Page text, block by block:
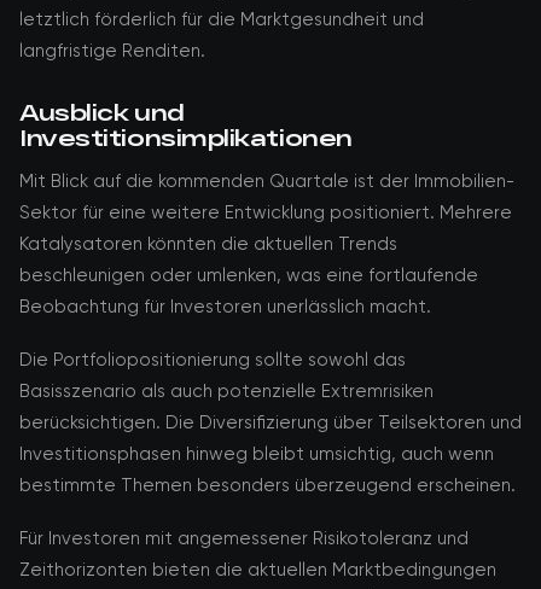
letztlich förderlich für die Marktgesundheit und
langfristige Renditen.
Ausblick und
Investitionsimplikationen
Mit Blick auf die kommenden Quartale ist der Immobilien-
Sektor für eine weitere Entwicklung positioniert. Mehrere
Katalysatoren könnten die aktuellen Trends
beschleunigen oder umlenken, was eine fortlaufende
Beobachtung für Investoren unerlässlich macht.
Die Portfoliopositionierung sollte sowohl das
Basisszenario als auch potenzielle Extremrisiken
berücksichtigen. Die Diversifizierung über Teilsektoren und
Investitionsphasen hinweg bleibt umsichtig, auch wenn
bestimmte Themen besonders überzeugend erscheinen.
Für Investoren mit angemessener Risikotoleranz und
Zeithorizonten bieten die aktuellen Marktbedingungen